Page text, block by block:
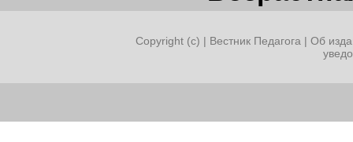
Copyright (c) | Вестник Педагога | Об